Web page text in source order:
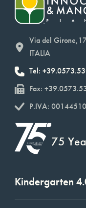
Via del
ITALIA
Tel:
Fax:
P.IVA:
75
Kindergarten